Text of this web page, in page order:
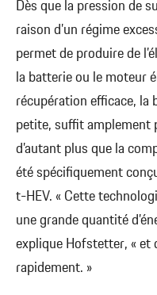
Dès que la pression de
raison d’un régime
permet de produire de
la batterie ou le moteur
récupération efficace,
petite, suffit amplement
d’autant plus que la
été spécifiquement
t-HEV. « Cette
une grande quantité
explique Hofstetter, « et
rapidement. »